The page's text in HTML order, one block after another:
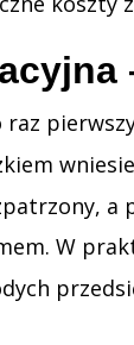
a
W